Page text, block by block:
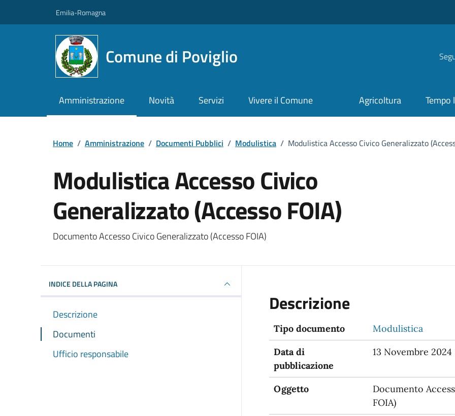
Emilia-Romagna
Comune di Poviglio
Amministrazione Novità Servizi Vivere il Comune Agricoltura Tempo
Home / Amministrazione / Documenti Pubblici / Modulistica / Modulistica Accesso Civico Generalizzato
Modulistica Accesso Civico
Generalizzato (Accesso FOIA)
Dettagli del documento
Documento Accesso Civico Generalizzato (Accesso FOIA)
INDICE DELLA PAGINA
Descrizione
Documenti
Ufficio responsabile
Descrizione
Tipo documento
Modulistica
Data di
pubblicazione
13 Novembre 2024
Oggetto
Documento
FOIA)